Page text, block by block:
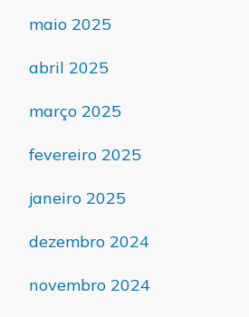
maio 2025
abril 2025
março 2025
fevereiro 2025
janeiro 2025
dezembro 2024
novembro 2024